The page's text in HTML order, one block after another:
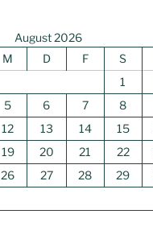
August 2026
M D F S
1
5 6 7 8
12 13 14 15
19 20 21 22
26 27 28 29